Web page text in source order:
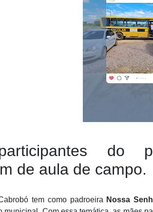
do
de aula de campo.
tem como padroeira Nossa